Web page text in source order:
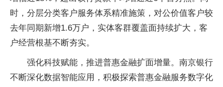
时，分层分类客户服务体系精准施策，对公价值客户较
去年同期新增1.6万户，实体客群覆盖面持续扩大，客
户经营根基不断夯实。
强化科技赋能，推进普惠金融扩面增量。南京银行
不断深化数据智能应用，积极探索普惠金融服务数字化